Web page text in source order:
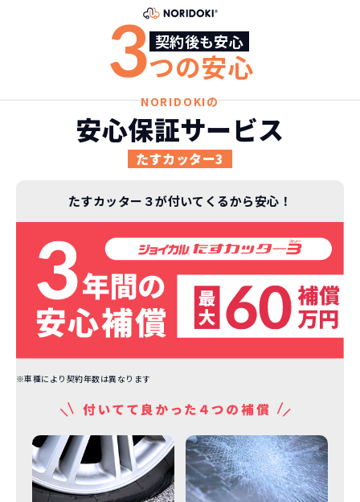
もちろん、その人によりますが、最新型
車に常に乗り続けられるのは気持ちよ
く、人にも自慢できます！
契約後も安心
3つの安心
NORIDOKIの
安心保証サービス
たすカッター3
たすカッター３が付いてくるから安心！
※車種により契約年数は異なります